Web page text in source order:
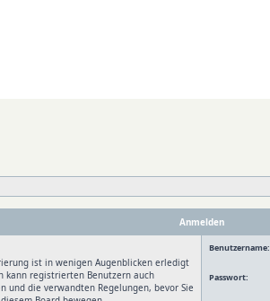
Anmelden
ist in wenigen Augenblicken erledigt
kann registrierten Benutzern auch
und die verwandten Regelungen, bevor Sie
Benutzername:
Passwort: